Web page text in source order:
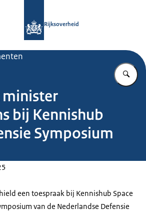
Rijksoverheid
minister
bij Kennishub
Symposium
een toespraak bij Kennishub Space
van de Nederlandse Defensie